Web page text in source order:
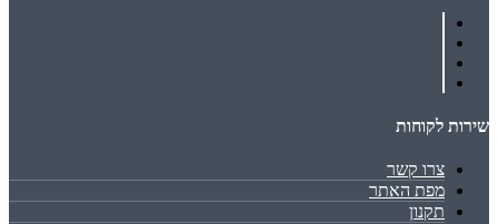
שירות לקוחות
צרו קשר
מפת האתר
תקנון